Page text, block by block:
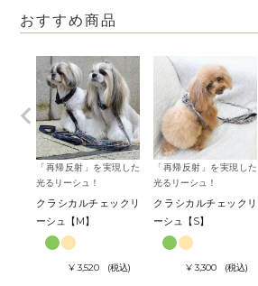
おすすめ商品
「再帰反射」を実現した
光るリーシュ！
クラシカルチェックリ
ーシュ【M】
¥ 3,520 税込
「再帰反射」を実現した
光るリーシュ！
クラシカルチェックリ
ーシュ【S】
¥ 3,300 税込